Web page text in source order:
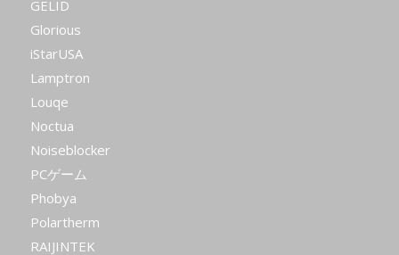
GELID
Glorious
iStarUSA
Lamptron
Louqe
Noctua
Noiseblocker
PCゲーム
Phobya
Polartherm
RAIJINTEK